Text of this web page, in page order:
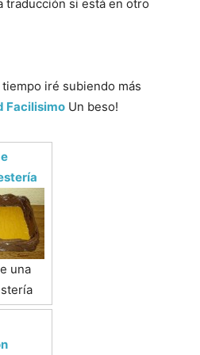
traducción si está en otro
iré subiendo más
Facilisimo Un beso!
una